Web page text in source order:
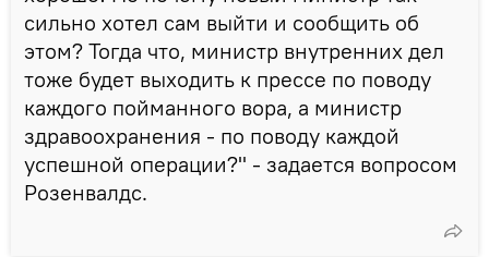
сильно хотел сам выйти и сообщить об
этом? Тогда что, министр внутренних дел
тоже будет выходить к прессе по поводу
каждого пойманного вора, а министр
здравоохранения - по поводу каждой
успешной операции?" - задается вопросом
Розенвалдс.